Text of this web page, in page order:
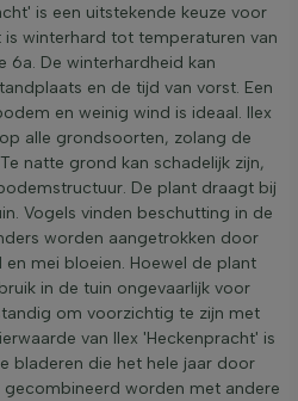
is een uitstekende keuze voor
is winterhard tot temperaturen van
6a. De winterhardheid kan
en de tijd van vorst. Een
en weinig wind is ideaal. Ilex
alle grondsoorten, zolang de
natte grond kan schadelijk zijn,
De plant draagt bij
Vogels vinden beschutting in de
worden aangetrokken door
mei bloeien. Hoewel de plant
in de tuin ongevaarlijk voor
om voorzichtig te zijn met
van Ilex 'Heckenpracht' is
bladeren die het hele jaar door
gecombineerd worden met andere